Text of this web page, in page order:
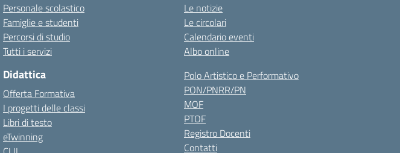
Personale scolastico
Famiglie e studenti
Percorsi di studio
Tutti i servizi
Didattica
Offerta Formativa
I progetti delle classi
Libri di testo
eTwinning
Le notizie
Le circolari
Calendario eventi
Albo online
Polo Artistico e Performativo
PON/PNRR/PN
MOF
PTOF
Registro Docenti
Contatti